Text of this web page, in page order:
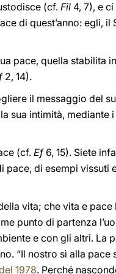
(cf. Fil 4, 7), e
di quest’anno: egli,
pace, quella stabilita
2, 14).
il messaggio del
sua intimità, mediante
(cf. Ef6, 15). Siete
di esempi vissuti
vita; che vita e
punto di partenza
e con gli altri. La
“Il nostro sì alla pace
1978. Perché